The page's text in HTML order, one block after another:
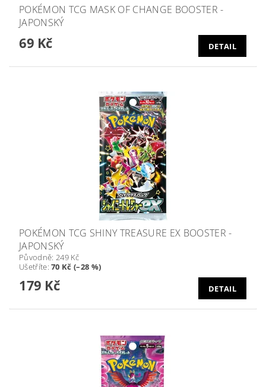
POKÉMON TCG MASK OF CHANGE BOOSTER -
JAPONSKÝ
69 Kč DETAIL
POKÉMON TCG SHINY TREASURE EX BOOSTER -
JAPONSKÝ
Původně: 249 Kč
Ušetříte:70 Kč (–28 %)
179 Kč DETAIL